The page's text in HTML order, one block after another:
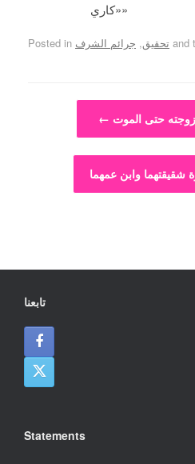
«كاري»
Posted in تحقيق, جرائم الشرف and
Post navigation
←
تابعنا
Statements